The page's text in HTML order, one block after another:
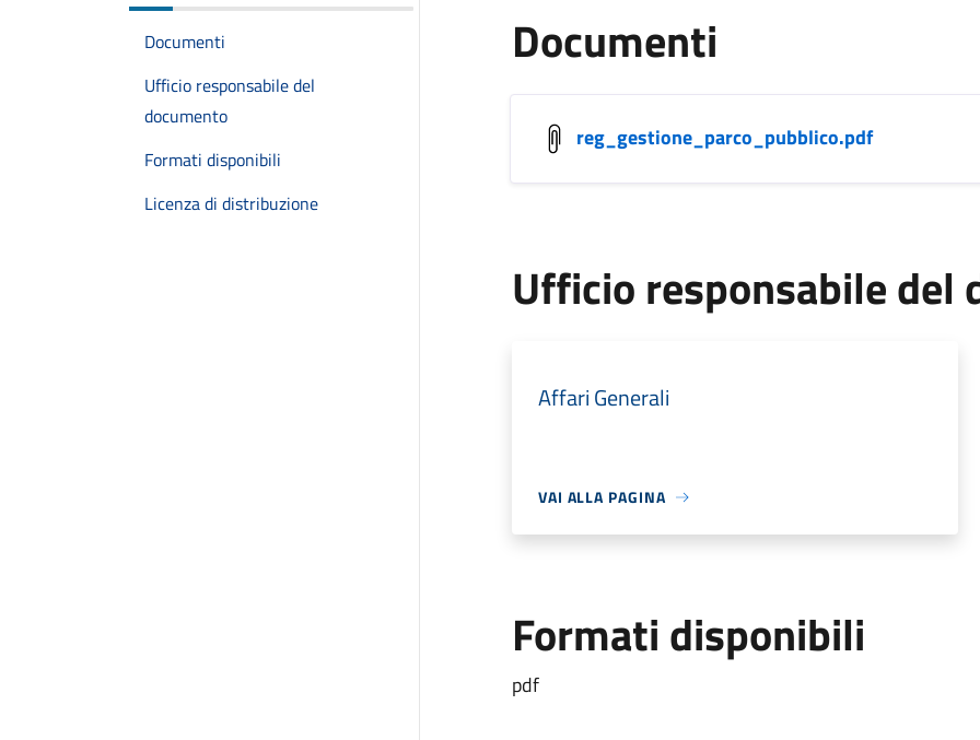
Documenti
Ufficio responsabile del
documento
Formati disponibili
Licenza di distribuzione
Documenti
reg_gestione_parco_pubblico.pdf
Ufficio responsabile del
Affari Generali
VAI ALLA PAGINA
Formati disponibili
pdf